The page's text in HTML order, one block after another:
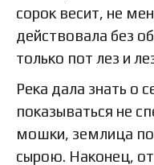
сорок весит, не
действовала без
только пот лез и
Река дала знать о
показываться не
мошки, землица
сырою. Наконец,